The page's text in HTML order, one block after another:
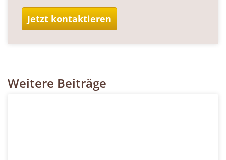
Jetzt kontaktieren
Weitere Beiträge